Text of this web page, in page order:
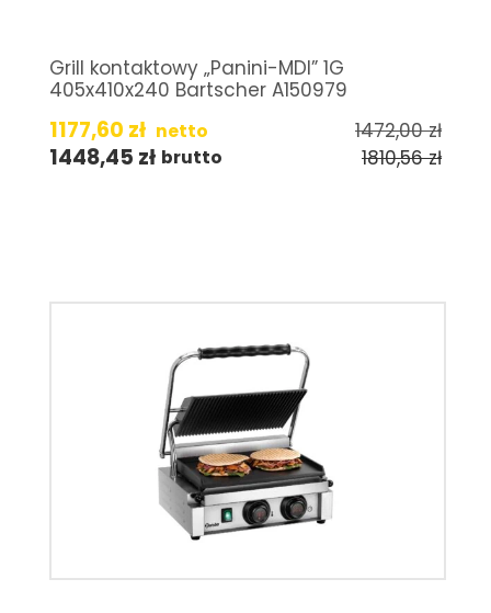
Grill kontaktowy „Panini-MDI” 1G
405x410x240 Bartscher A150979
1177,60 zł netto 1472,00zł
1448,45 zł brutto 1810,56zł